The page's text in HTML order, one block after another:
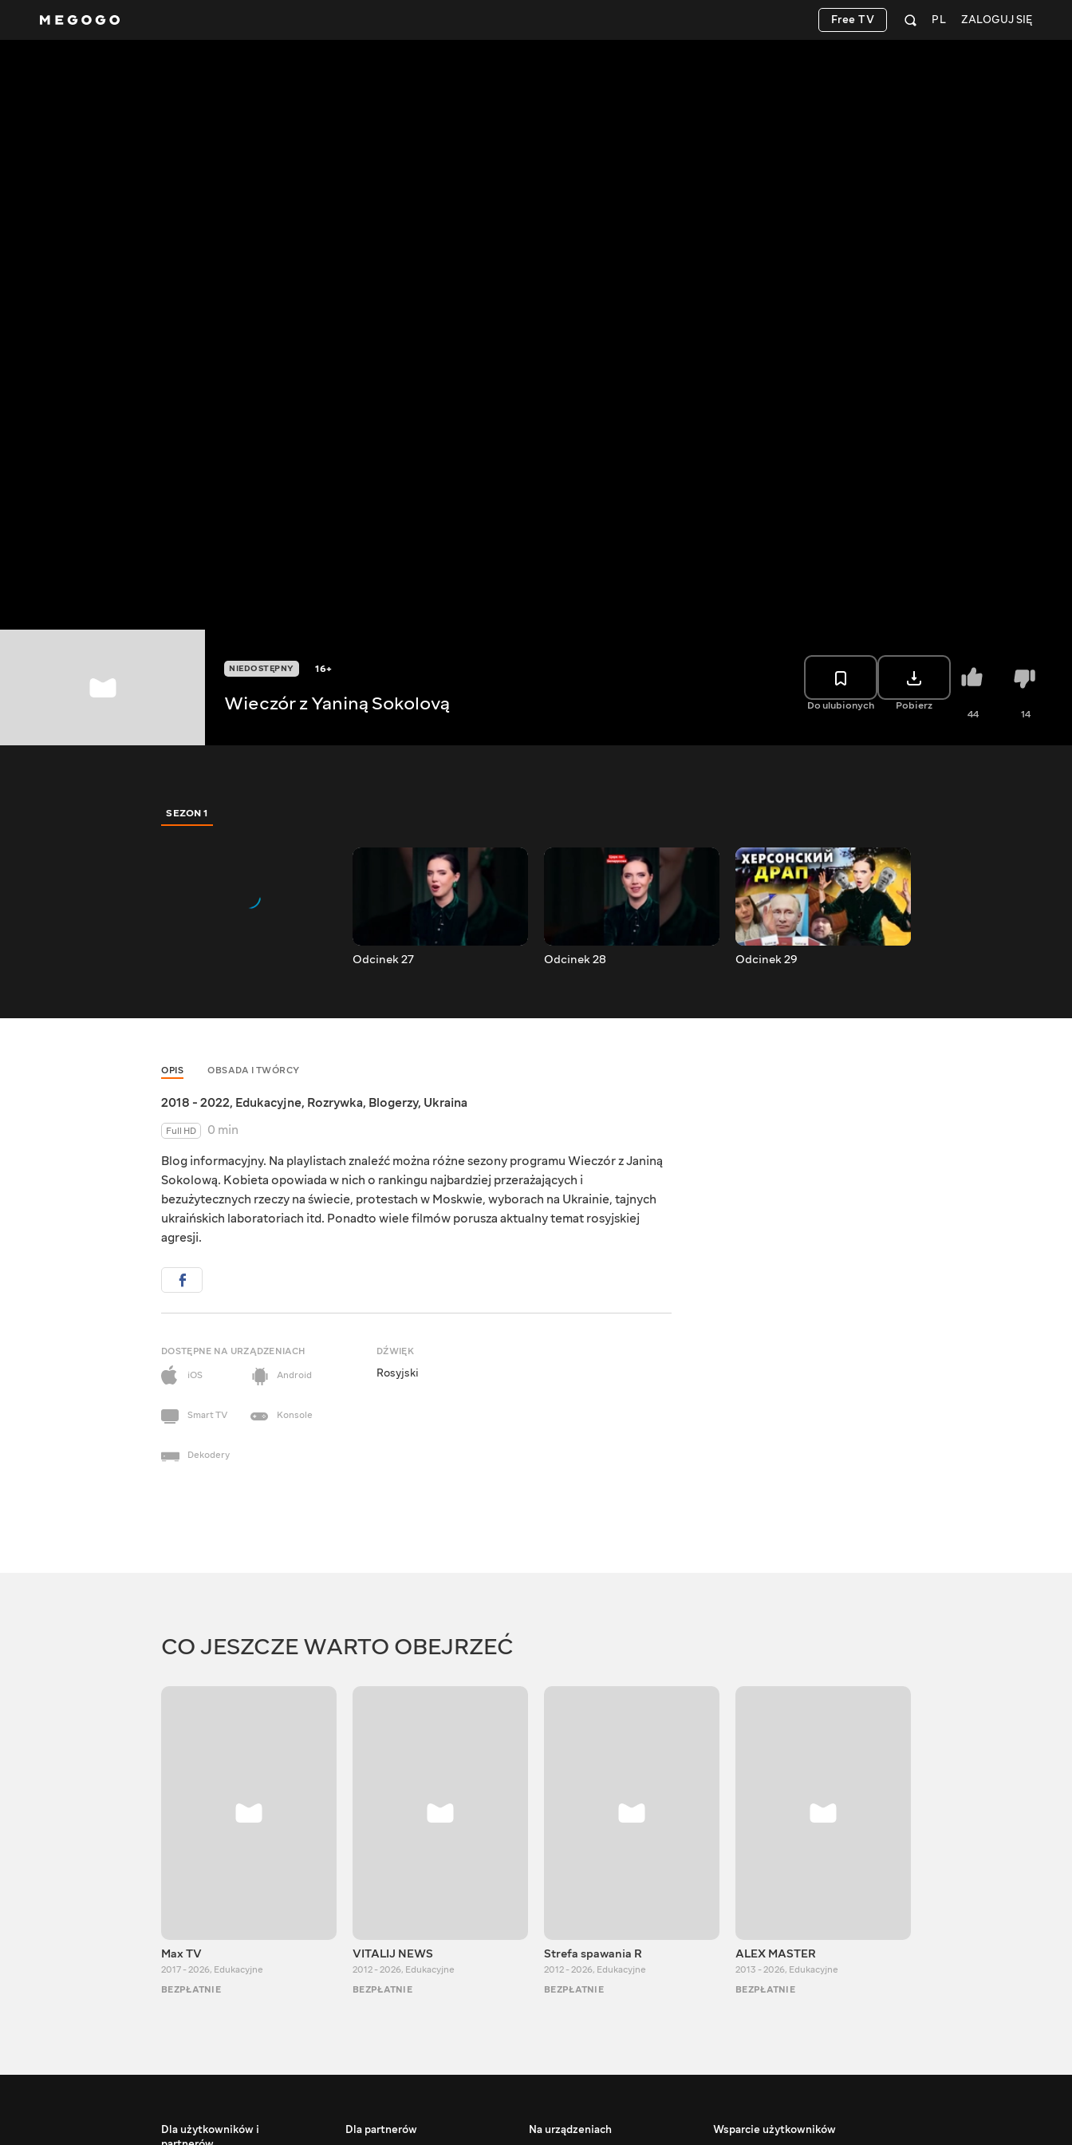
ZALOGUJ SIĘ
PL
Free TV
NIEDOSTĘPNY 16+
Wieczór z Yaniną Sokolovą Do ulubionych Pobierz
44 14
SEZON 1
Odcinek 27 Odcinek 28 Odcinek 29
OPIS OBSADA I TWÓRCY
2018 - 2022, Edukacyjne, Rozrywka, Blogerzy, Ukraina
Full HD
0 min
Blog informacyjny. Na playlistach znaleźć można różne sezony programu Wieczór z Janiną
Sokolową. Kobieta opowiada w nich o rankingu najbardziej przerażających i
bezużytecznych rzeczy na świecie, protestach w Moskwie, wyborach na Ukrainie, tajnych
ukraińskich laboratoriach itd. Ponadto wiele filmów porusza aktualny temat rosyjskiej
agresji.
DOSTĘPNE NA URZĄDZENIACH
iOS
Android
Smart TV Konsole
Dekodery
DŹWIĘK
Rosyjski
CO JESZCZE WARTO OBEJRZEĆ
Max TV
2017 - 2026, Edukacyjne
BEZPŁATNIE
VITALIJ NEWS
2012 - 2026, Edukacyjne
BEZPŁATNIE
Strefa spawania R
2012 - 2026, Edukacyjne
BEZPŁATNIE
ALEX MASTER
2013 - 2026, Edukacyjne
BEZPŁATNIE
Dla użytkowników i
Dla partnerów Na urządzeniach Wsparcie użytkowników